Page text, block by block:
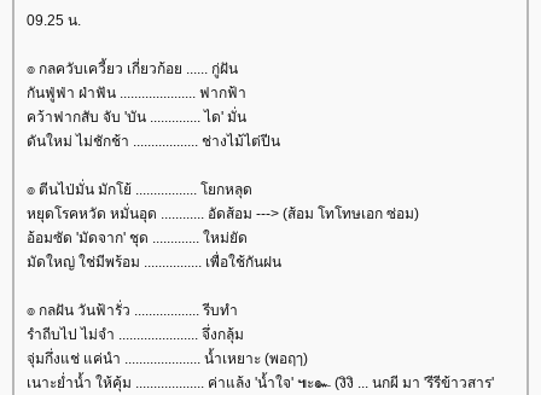
09.25 น.
๏ กลควับเควี้ยว เกี่ยวก้อย ...... กู่ฝัน
กันฟู่ฟ่า ฝ่าฟัน ..................... ฟากฟ้า
คว้าฟากสับ จับ 'บัน .............. ได' มั่น
ดันใหม่ ไม่ชักช้า .................. ช่างไม้ไต่ปีน
๏ ตีนไป่มั่น มักโย้ ................. โยกหลุด
หยุดโรคหวัด หมั่นอุด ............ อัดส้อม ---> (ส้อม โทโทษเอก ซ่อม)
อ้อมซัด 'มัดจาก' ชุด ............. ใหม่ยัด
มัดใหญ่ ใช่มีพร้อม ................ เพื่อใช้กันฝน
๏ กลฝัน วันฟ้ารั่ว .................. รีบทำ
รำถีบไป ไม่จำ ...................... จึ่งกลุ้ม
จุ่มกึ่งแช่ แค่นำ ..................... น้ำเหยาะ (พอฤๅ)
เนาะย่ำน้ำ ให้คุ้ม ................... ค่าแล้ง 'น้ำใจ' ๚ะ๛ (งิงิ ... นกผี มา 'รีรีข้าวสาร'